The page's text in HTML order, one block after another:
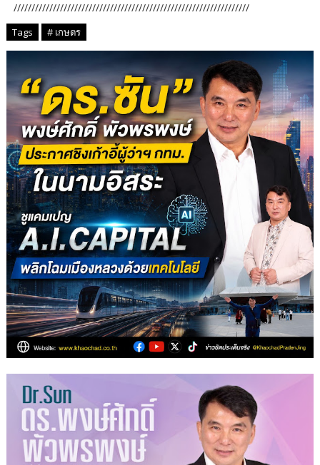
//////////////////////////////////////////////////////////////////
Tags # เกษตร